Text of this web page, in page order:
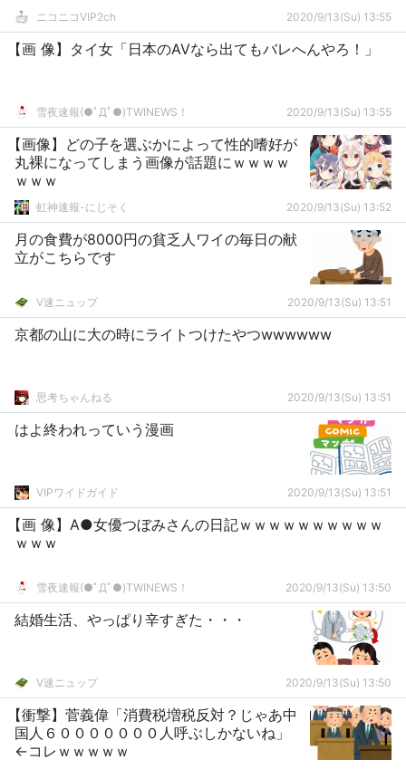
ニコニコVIP2ch 2020/9/13(Su) 13:55
【画 像】タイ女「日本のAVなら出てもバレへんやろ！」
雪夜速報(●ﾟДﾟ●)TWINEWS！ 2020/9/13(Su) 13:55
【画像】どの子を選ぶかによって性的嗜好が
丸裸になってしまう画像が話題にｗｗｗｗ
ｗｗｗ
虹神速報-にじそく 2020/9/13(Su) 13:52
月の食費が8000円の貧乏人ワイの毎日の献
立がこちらです
V速ニュップ 2020/9/13(Su) 13:51
京都の山に大の時にライトつけたやつwwwwww
思考ちゃんねる 2020/9/13(Su) 13:51
はよ終われっていう漫画
VIPワイドガイド 2020/9/13(Su) 13:51
【画 像】A●女優つぼみさんの日記ｗｗｗｗｗｗｗｗｗｗ
ｗｗｗ
雪夜速報(●ﾟДﾟ●)TWINEWS！ 2020/9/13(Su) 13:50
結婚生活、やっぱり辛すぎた・・・
V速ニュップ 2020/9/13(Su) 13:50
【衝撃】菅義偉「消費税増税反対？じゃあ中
国人６０００００００人呼ぶしかないね」
←コレｗｗｗｗｗ